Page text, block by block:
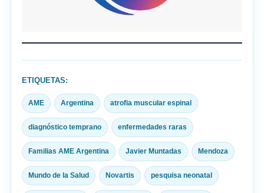
ETIQUETAS:
AME Argentina atrofia muscular espinal
diagnóstico temprano enfermedades raras
Familias AME Argentina Javier Muntadas Mendoza
Mundo de la Salud Novartis pesquisa neonatal